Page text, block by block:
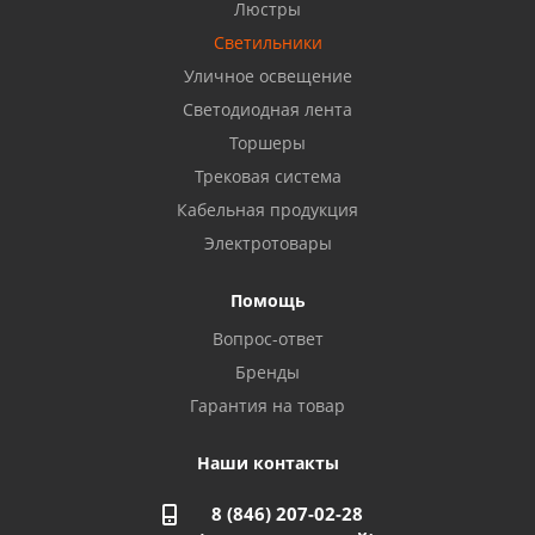
Бузулук, ул. Октябрьская, 24
Балаково, ул. Комарова, 55
Октябрьский, ул. Свердлова, 28
Азнакаево, ул. Булгар, 2. ТЦ "Акчарлак"
Стерлитамак, ул. Вокзальная, 13
Магнитогорск, ул. Труда, 14
Люстры
Светильники
Уличное освещение
Светодиодная лента
Торшеры
Трековая система
Кабельная продукция
Электротовары
Помощь
Вопрос-ответ
Бренды
Гарантия на товар
Наши контакты
8 (846) 207-02-28